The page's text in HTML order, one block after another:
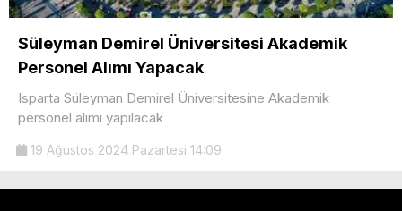
Süleyman Demirel Üniversitesi Akademik
Personel Alımı Yapacak
Isparta Süleyman Demirel Üniversitesine Akademik
personel alımı yapılacak
19 Ağustos 2024 Pazartesi 14:09